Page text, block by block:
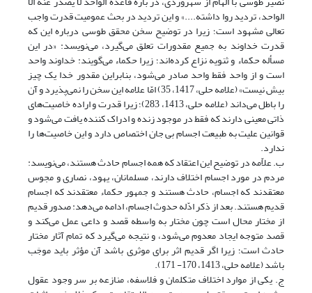
الواحد، تردید روا داشته....» و این تردید در بحث عمومیت قدرت واجب
تعالی مشهود‌ است؛ زیرا در توضیح سخن محقق طوسی درباره این که
قدرت خداوند به جمیع مقدورات تعلق می‌گیرد، می‌نویسد: «در این
مسأله حکماء و ثنویه نزاع کرده‌اند؛ زیرا حکماء می‌گویند: خداوند واحد
است و از واحد فقط واحد صادر می‌شود، بنابراین مقدور خدا یک چیز
بیش نیست» (علامه حلی، 1417، 35) امّا علامه این سخن را نمی‌پذیرد و آن
را باطل می‌داند (علامه حلی، 1413، 283)؛ زیرا قدرت و اراده خاصیت‌‌های
ذاتی معینی دارند که فقط در موجود زنده و ادراک کننده یافت می‌شود و
قوانین علیت به طبیعت اجسام بی جان اختصاص دارد و این خاصیت‌ها را
ندارد.
ب. علاّمه در توضیح این اعتقاد که همه اجسام حادث هستند، می‌نویسد:
مردم در مورد اجسام اختلاف دارند، مسلمانان، یهود، نصاری و مجوس
معتقدند که اجسام، حادث هستند و جمهور حکماء معتقدند که اجسام
قدیم هستند. بعد از ذکر ادّله حدوث اجسام، ادامه می‌دهد: صدور قدیم
از مختار محال است چون مختار به واسطه قصد و داعی عمل می‌‌کند و
قصد متوجه ایجاد معدوم می‌شود، و نتیجه می‌‌گیرد که تمام آثار مختار
حادث است؛ ‌زیرا اگر قدیم اثر برای موثری باشد آن مؤثر باید موجَب
باشد (علامه حلی، 1413، 170- 171).
ج. یکی از موارد اختلاف متکلمان و فلاسفه، منازعه بر سر وجود عقول